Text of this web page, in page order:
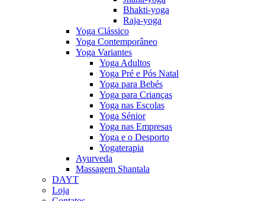
Bhakti-yoga
Raja-yoga
Yoga Clássico
Yoga Contemporâneo
Yoga Variantes
Yoga Adultos
Yoga Pré e Pós Natal
Yoga para Bebés
Yoga para Crianças
Yoga nas Escolas
Yoga Sénior
Yoga nas Empresas
Yoga e o Desporto
Yogaterapia
Ayurveda
Massagem Shantala
DAYT
Loja